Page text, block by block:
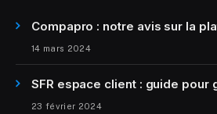
Compapro : notre avis sur la
14 mars 2024
SFR espace client : guide pour
23 février 2024